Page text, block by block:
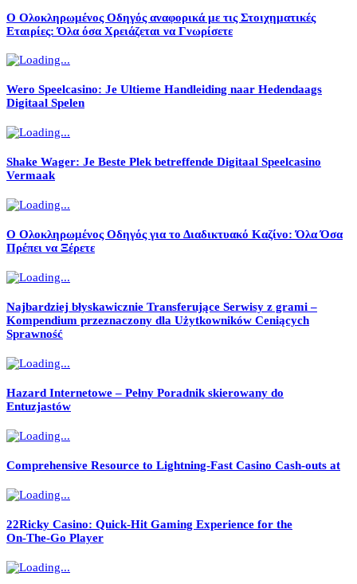
Ο Ολοκληρωμένος Οδηγός αναφορικά με τις Στοιχηματικές
Εταιρίες: Όλα όσα Χρειάζεται να Γνωρίσετε
Wero Speelcasino: Je Ultieme Handleiding naar Hedendaags
Digitaal Spelen
Shake Wager: Je Beste Plek betreffende Digitaal Speelcasino
Vermaak
Ο Ολοκληρωμένος Οδηγός για το Διαδικτυακό Καζίνο: Όλα Όσα
Πρέπει να Ξέρετε
Najbardziej błyskawicznie Transferujące Serwisy z grami –
Kompendium przeznaczony dla Użytkowników Ceniących
Sprawność
Hazard Internetowe – Pełny Poradnik skierowany do
Entuzjastów
Comprehensive Resource to Lightning-Fast Casino Cash-outs at
22Ricky Casino: Quick‑Hit Gaming Experience for the
On‑The‑Go Player